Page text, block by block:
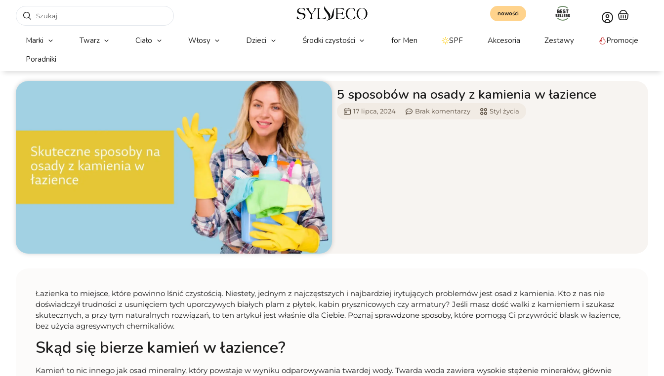
nowości
Marki Twarz Ciało Włosy Dzieci Środki czystości for Men SPF Akcesoria Zestawy
Promocje
Poradniki
5 sposobów na osady z kamienia w łazience
17 lipca, 2024 Brak komentarzy Styl życia
Łazienka to miejsce, które powinno lśnić czystością. Niestety, jednym z najczęstszych i najbardziej irytujących problemów jest osad z kamienia. Kto z nas nie
doświadczył trudności z usunięciem tych uporczywych białych plam z płytek, kabin prysznicowych czy armatury? Jeśli masz dość walki z kamieniem i szukasz
skutecznych, a przy tym naturalnych rozwiązań, to ten artykuł jest właśnie dla Ciebie. Poznaj sprawdzone sposoby, które pomogą Ci przywrócić blask w łazience,
bez użycia agresywnych chemikaliów.
Skąd się bierze kamień w łazience?
Kamień to nic innego jak osad mineralny, który powstaje w wyniku odparowywania twardej wody. Twarda woda zawiera wysokie stężenie minerałów, głównie